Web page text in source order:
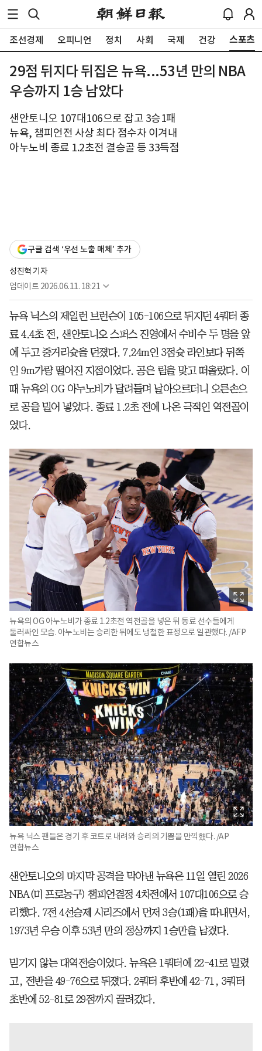
조선경제 오피니언 정치 사회 국제 건강 스포츠
29점 뒤지다 뒤집은 뉴욕...53년 만의 NBA
우승까지 1승 남았다
샌안토니오 107대106으로 잡고 3승1패
뉴욕, 챔피언전 사상 최다 점수차 이겨내
아누노비 종료 1.2초전 결승골 등 33득점
구글 검색 ‘우선 노출 매체’ 추가
성진혁 기자
업데이트 2026.06.11. 18:21
뉴욕 닉스의 제일런 브런슨이 105-106으로 뒤지던 4쿼터 종
료 4.4초 전, 샌안토니오 스퍼스 진영에서 수비수 두 명을 앞
에 두고 중거리슛을 던졌다. 7.24m인 3점슛 라인보다 뒤쪽
인 9m가량 떨어진 지점이었다. 공은 림을 맞고 떠올랐다. 이
때 뉴욕의 OG 아누노비가 달려들며 날아오르더니 오른손으
로 공을 밀어 넣었다. 종료 1.2초 전에 나온 극적인 역전골이
었다.
뉴욕의 OG 아누노비가 종료 1.2초전 역전골을 넣은 뒤 동료 선수들에게
둘러싸인 모습. 아누노비는 승리한 뒤에도 냉철한 표정으로 일관했다. /AFP
연합뉴스
뉴욕 닉스 팬들은 경기 후 코트로 내려와 승리의 기쁨을 만끽헀다. /AP
연합뉴스
샌안토니오의 마지막 공격을 막아낸 뉴욕은 11일 열린 2026
NBA(미 프로농구) 챔피언결정 4차전에서 107대106으로 승
리했다. 7전 4선승제 시리즈에서 먼저 3승(1패)을 따내면서,
1973년 우승 이후 53년 만의 정상까지 1승만을 남겼다.
믿기지 않는 대역전승이었다. 뉴욕은 1쿼터에 22-41로 밀렸
고, 전반을 49-76으로 뒤졌다. 2쿼터 후반에 42-71, 3쿼터
초반에 52-81로 29점까지 끌려갔다.